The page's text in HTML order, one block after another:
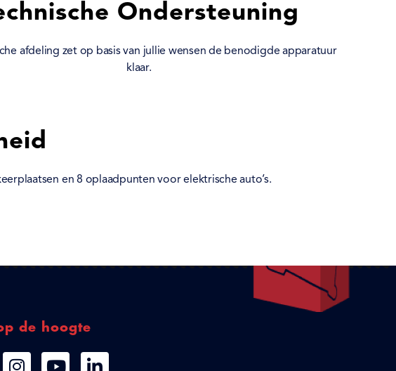
Ondersteuning
afdeling zet op basis van jullie wensen de benodigde apparatuur
klaar.
en 8 oplaadpunten voor elektrische auto’s.
de hoogte